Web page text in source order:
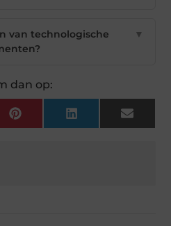
van technologische
▼
dan op:
Pinterest LinkedIn Email